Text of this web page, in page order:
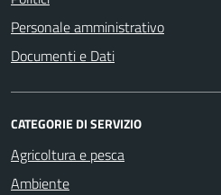
Personale amministrativo
Documenti e Dati
CATEGORIE DI SERVIZIO
Agricoltura e pesca
Ambiente